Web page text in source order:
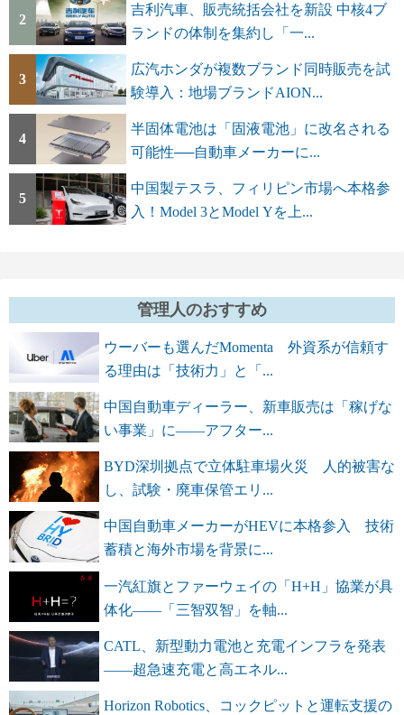
2
吉利汽車、販売統括会社を新設 中核4ブ
ランドの体制を集約し「一...
3
広汽ホンダが複数ブランド同時販売を試
験導入：地場ブランドAION...
4
半固体電池は「固液電池」に改名される
可能性──自動車メーカーに...
5
中国製テスラ、フィリピン市場へ本格参
入！Model 3とModel Yを上...
管理人のおすすめ
ウーバーも選んだMomenta 外資系が信頼す
る理由は「技術力」と「...
中国自動車ディーラー、新車販売は「稼げな
い事業」に――アフター...
BYD深圳拠点で立体駐車場火災 人的被害な
し、試験・廃車保管エリ...
中国自動車メーカーがHEVに本格参入 技術
蓄積と海外市場を背景に...
一汽紅旗とファーウェイの「H+H」協業が具
体化――「三智双智」を軸...
CATL、新型動力電池と充電インフラを発表
――超急速充電と高エネル...
Horizon Robotics、コックピットと運転支援の